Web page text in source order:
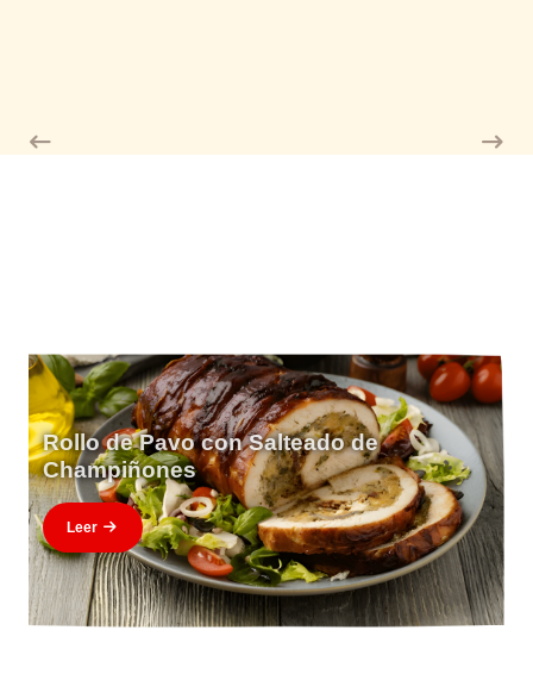
Rollo de Pavo con Salteado de
Champiñones
Leer